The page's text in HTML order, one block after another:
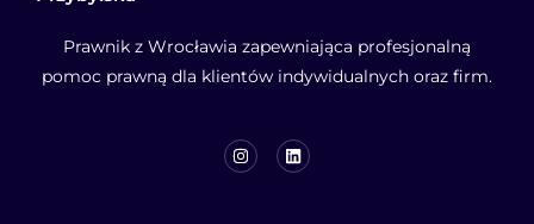
Prawnik z Wrocławia zapewniająca profesjonalną
pomoc prawną dla klientów indywidualnych oraz firm.